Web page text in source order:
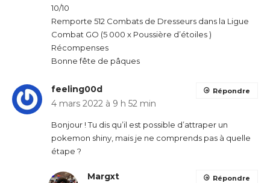
10/10
Remporte 512 Combats de Dresseurs dans la Ligue
Combat GO (5 000 x Poussière d’étoiles )
Récompenses
Bonne fête de pâques
feeling00d
4 mars 2022 à 9 h 52 min
Bonjour ! Tu dis qu’il est possible d’attraper un
pokemon shiny, mais je ne comprends pas à quelle
étape ?
Répondre
Margxt Répondre